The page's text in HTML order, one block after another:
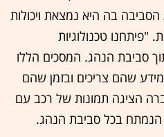
בה היא נמצאת ויכולות
"פיתחנו טכנולוגיות
סביבת הנהג. המסכים הללו
שהם צריכים ובזמן שהם
הציגה תמונות של רכב עם